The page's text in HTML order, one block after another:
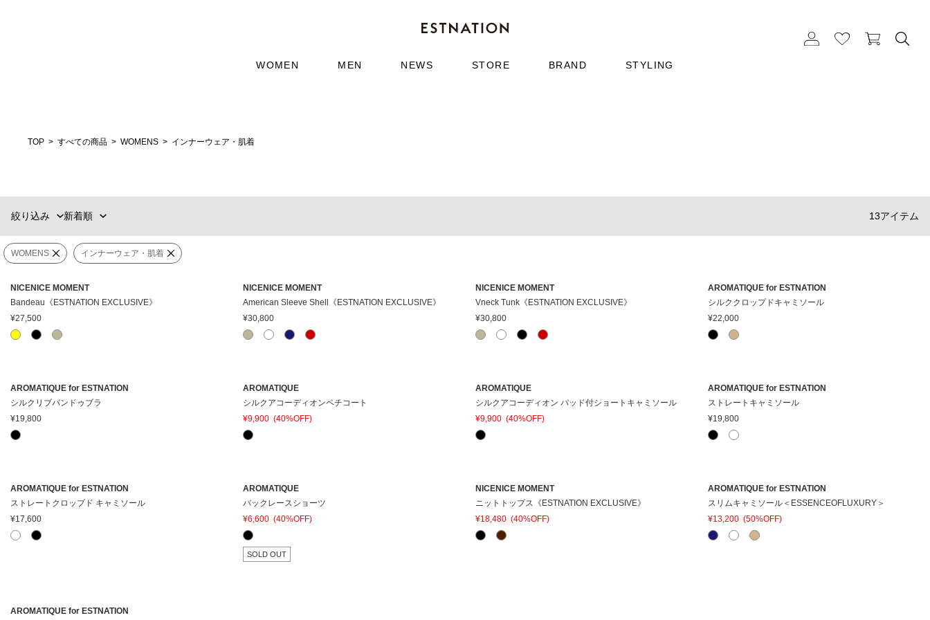
WOMEN MEN NEWS STORE BRAND STYLING
TOP すべての商品 WOMENS インナーウェア・肌着
WOMENS インナーウェア・肌着
絞り込み 新着順 13アイテム
WOMENS MENS
選択する
販売タイプ
カラー
価格 ¥ 〜¥
NICENICE MOMENT
Bandeau《ESTNATION EXCLUSIVE》
¥27,500
NICENICE MOMENT
American Sleeve Shell《ESTNATION EXCLUSIVE》
¥30,800
NICENICE MOMENT
Vneck Tunk《ESTNATION EXCLUSIVE》
¥30,800
AROMATIQUE for ESTNATION
シルククロップドキャミソール
¥22,000
AROMATIQUE for ESTNATION
シルクリブバンドゥブラ
¥19,800
AROMATIQUE
シルクアコーディオンペチコート
¥9,900 (40%OFF)
AROMATIQUE
シルクアコーディオン パッド付ショートキャミソール
¥9,900 (40%OFF)
AROMATIQUE for ESTNATION
ストレートキャミソール
¥19,800
AROMATIQUE for ESTNATION
ストレートクロップド キャミソール
¥17,600
AROMATIQUE
バックレースショーツ
¥6,600 (40%OFF)
SOLD OUT
NICENICE MOMENT
ニットトップス《ESTNATION EXCLUSIVE》
¥18,480 (40%OFF)
AROMATIQUE for ESTNATION
スリムキャミソール＜ESSENCEOFLUXURY＞
¥13,200 (50%OFF)
AROMATIQUE for ESTNATION